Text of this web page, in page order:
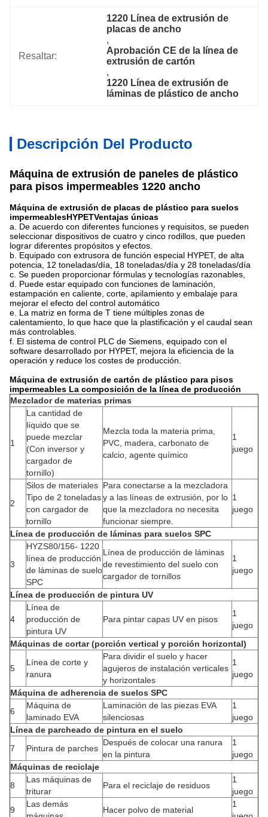
Resaltar:
1220 Línea de extrusión de
placas de ancho
,
Aprobación CE de la línea de
extrusión de cartón
,
1220 Línea de extrusión de
láminas de plástico de ancho
Descripción Del Producto
Máquina de extrusión de paneles de plástico
para pisos impermeables 1220 ancho
Máquina de extrusión de placas de plástico para suelos
impermeablesHYPETVentajas únicas
a. De acuerdo con diferentes funciones y requisitos, se pueden
seleccionar dispositivos de cuatro y cinco rodillos, que pueden
lograr diferentes propósitos y efectos.
b. Equipado con extrusora de función especial HYPET, de alta
potencia, 12 toneladas/día, 18 toneladas/día y 28 toneladas/día
c. Se pueden proporcionar fórmulas y tecnologías razonables,
d. Puede estar equipado con funciones de laminación,
estampación en caliente, corte, apilamiento y embalaje para
mejorar el efecto del control automático
e. La matriz en forma de T tiene múltiples zonas de
calentamiento, lo que hace que la plastificación y el caudal sean
más controlables.
f. El sistema de control PLC de Siemens, equipado con el
software desarrollado por HYPET, mejora la eficiencia de la
operación y reduce los costes de producción.
Máquina de extrusión de cartón de plástico para pisos
impermeables La composición de la línea de producción
Mezclador de materias primas
1
La cantidad de
líquido que se
puede mezclar
(Con inversor y
cargador de
tornillo)
Mezcla toda la materia prima,
PVC, madera, carbonato de
calcio, agente químico
1
juego
2
Silos de materiales
Tipo de 2 toneladas
con cargador de
tornillo
Para conectarse a la mezcladora
y a las líneas de extrusión, por lo
que la mezcladora no necesita
funcionar siempre.
1
juego
Línea de producción de láminas para suelos SPC
3
HYZS80/156- 1220
línea de producción
de láminas de suelo
SPC
Línea de producción de láminas
de revestimiento del suelo con
cargador de tornillos
1
juego
Línea de producción de pintura UV
4
Línea de
producción de
pintura UV
Para pintar capas UV en pisos
1
juego
Máquinas de cortar (porción vertical y porción horizontal)
5
Línea de corte y
ranura
Para dividir el suelo y hacer
agujeros de instalación verticales
y horizontales
1
juego
Máquina de adherencia de suelos SPC
6
Máquina de
laminado EVA
Laminación de las piezas EVA
silenciosas
1
juego
Línea de parcheado de pintura en el suelo
7
Pintura de parches
Después de colocar una ranura
en la pintura
1
juego
Máquinas de reciclaje
8
Las máquinas de
triturar
Para el reciclaje de residuos
1
juego
9
Las demás
Hacer polvo de material
1